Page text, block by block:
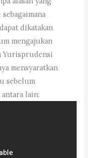
dikatakan
mengajukan
Yurisprudensi
mensyaratkan
sebelum
lain: